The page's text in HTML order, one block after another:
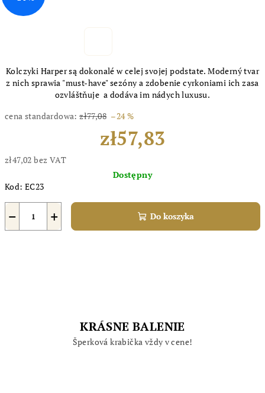
Kolczyki Harper są dokonalé w celej svojej podstate. Moderný tvar
z nich sprawia "must-have" sezóny a zdobenie cyrkoniami ich zasa
ozvláštňuje a dodáva im nádych luxusu.
cena standardowa: zł77,08 –24 %
zł57,83
zł47,02 bez VAT
jednostkowa:
Dostępny
Kod: EC23
+
− Do koszyka
KRÁSNE BALENIE
Šperková krabička vždy v cene!